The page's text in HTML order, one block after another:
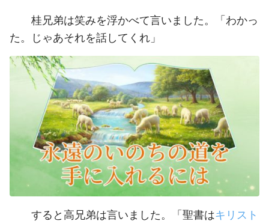
桂兄弟は笑みを浮かべて言いました。「わかっ
た。じゃあそれを話してくれ」
すると高兄弟は言いました。「聖書はキリスト